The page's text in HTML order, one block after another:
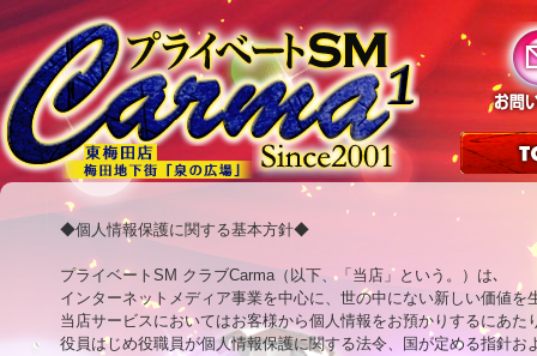
◆個人情報保護に関する基本方針◆
プライベートSM クラブCarma（以下、「当店」という。）は､
インターネットメディア事業を中心に、世の中にない新しい価値
当店サービスにおいてはお客様から個人情報をお預かりするにあ
役員はじめ役職員が個人情報保護に関する法令、国が定める指針お